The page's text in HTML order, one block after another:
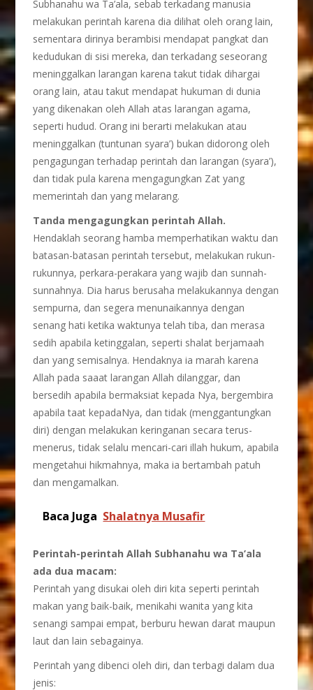
Subhanahu wa Ta’ala, sebab terkadang manusia
melakukan perintah karena dia dilihat oleh orang lain,
sementara dirinya berambisi mendapat pangkat dan
kedudukan di sisi mereka, dan terkadang seseorang
meninggalkan larangan karena takut tidak dihargai
orang lain, atau takut mendapat hukuman di dunia
yang dikenakan oleh Allah atas larangan agama,
seperti hudud. Orang ini berarti melakukan atau
meninggalkan (tuntunan syara’) bukan didorong oleh
pengagungan terhadap perintah dan larangan (syara’),
dan tidak pula karena mengagungkan Zat yang
memerintah dan yang melarang.
Tanda mengagungkan perintah Allah.
Hendaklah seorang hamba memperhatikan waktu dan
batasan-batasan perintah tersebut, melakukan rukun-
rukunnya, perkara-perakara yang wajib dan sunnah-
sunnahnya. Dia harus berusaha melakukannya dengan
sempurna, dan segera menunaikannya dengan
senang hati ketika waktunya telah tiba, dan merasa
sedih apabila ketinggalan, seperti shalat berjamaah
dan yang semisalnya. Hendaknya ia marah karena
Allah pada saaat larangan Allah dilanggar, dan
bersedih apabila bermaksiat kepada Nya, bergembira
apabila taat kepadaNya, dan tidak (menggantungkan
diri) dengan melakukan keringanan secara terus-
menerus, tidak selalu mencari-cari illah hukum, apabila
mengetahui hikmahnya, maka ia bertambah patuh
dan mengamalkan.
Baca Juga Shalatnya Musafir
Perintah-perintah Allah Subhanahu wa Ta’ala
ada dua macam:
Perintah yang disukai oleh diri kita seperti perintah
makan yang baik-baik, menikahi wanita yang kita
senangi sampai empat, berburu hewan darat maupun
laut dan lain sebagainya.
Perintah yang dibenci oleh diri, dan terbagi dalam dua
jenis: